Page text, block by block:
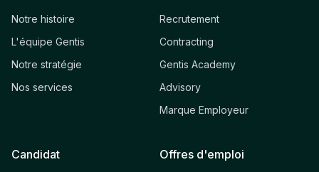
Notre histoire
L'équipe Gentis
Notre stratégie
Nos services
Recrutement
Contracting
Gentis Academy
Advisory
Marque Employeur
Candidat
Offres d'emploi